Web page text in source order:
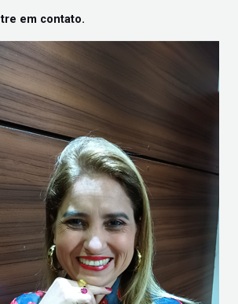
em contato.